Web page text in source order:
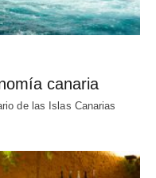
canaria
de las Islas Canarias